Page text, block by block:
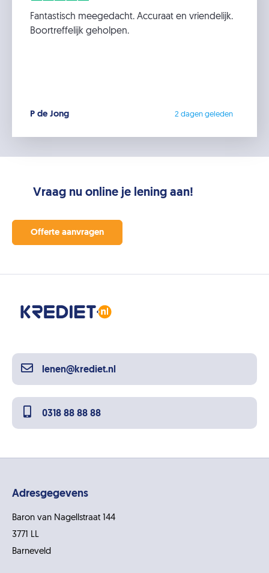
Fantastisch meegedacht. Accuraat en vriendelijk.
Boortreffelijk geholpen.
P de Jong 2 dagen geleden
Vraag nu online je lening aan!
Offerte aanvragen
lenen@krediet.nl
0318 88 88 88
Adresgegevens
Baron van Nagellstraat 144
3771 LL
Barneveld